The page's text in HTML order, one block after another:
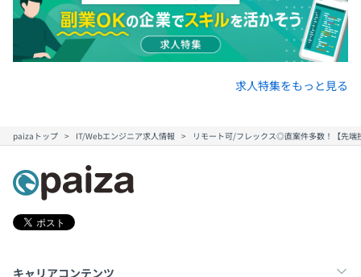
求人特集をもっと見る
paizaトップ IT/Webエンジニア求人情報 リモート可/フレックス◎直案件多数！【先
キャリアコンテンツ